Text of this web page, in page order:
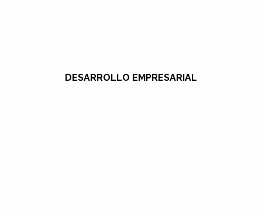
DESARROLLO EMPRESARIAL